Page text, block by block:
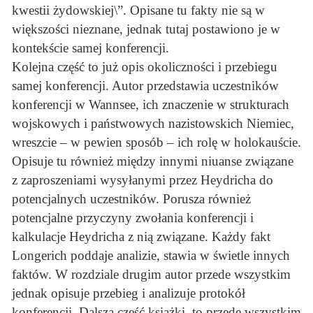
kwestii żydowskiej\”. Opisane tu fakty nie są w
większości nieznane, jednak tutaj postawiono je w
kontekście samej konferencji.
Kolejna część to już opis okoliczności i przebiegu
samej konferencji. Autor przedstawia uczestników
konferencji w Wannsee, ich znaczenie w strukturach
wojskowych i państwowych nazistowskich Niemiec,
wreszcie – w pewien sposób – ich rolę w holokauście.
Opisuje tu również między innymi niuanse związane
z zaproszeniami wysyłanymi przez Heydricha do
potencjalnych uczestników. Porusza również
potencjalne przyczyny zwołania konferencji i
kalkulacje Heydricha z nią związane. Każdy fakt
Longerich poddaje analizie, stawia w świetle innych
faktów. W rozdziale drugim autor przede wszystkim
jednak opisuje przebieg i analizuje protokół